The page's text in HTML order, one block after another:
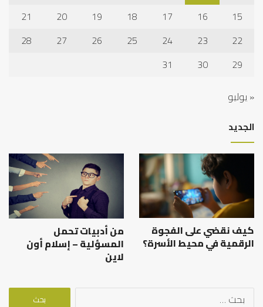
15
16
17
18
19
20
21
22
23
24
25
26
27
28
29
30
31
« يوليو
الجديد
كيف نقضي على الفجوة
الرقمية في محيط الأسرة؟
من أدبيات تحمل
المسؤلية – إسلام أون
لاين
البحث